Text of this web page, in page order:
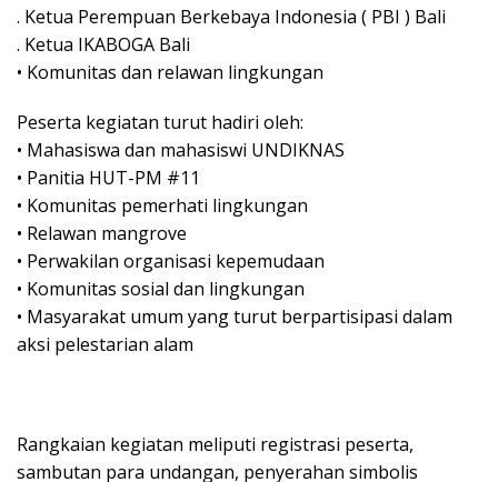
. Ketua Perempuan Berkebaya Indonesia ( PBI ) Bali
. Ketua IKABOGA Bali
• Komunitas dan relawan lingkungan
Peserta kegiatan turut hadiri oleh:
• Mahasiswa dan mahasiswi UNDIKNAS
• Panitia HUT-PM #11
• Komunitas pemerhati lingkungan
• Relawan mangrove
• Perwakilan organisasi kepemudaan
• Komunitas sosial dan lingkungan
• Masyarakat umum yang turut berpartisipasi dalam
aksi pelestarian alam
Rangkaian kegiatan meliputi registrasi peserta,
sambutan para undangan, penyerahan simbolis